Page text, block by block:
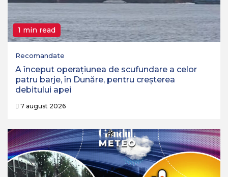
1 min read
Recomandate
A început operaţiunea de scufundare a celor
patru barje, în Dunăre, pentru creşterea
debitului apei
7 august 2026